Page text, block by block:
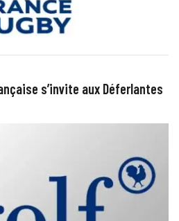
s’invite aux Déferlantes